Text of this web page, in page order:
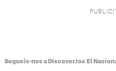
Segueix-nos a DiscoverJoc El